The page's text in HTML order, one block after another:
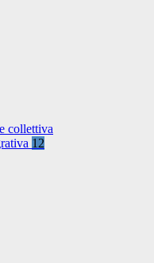
collettiva
12